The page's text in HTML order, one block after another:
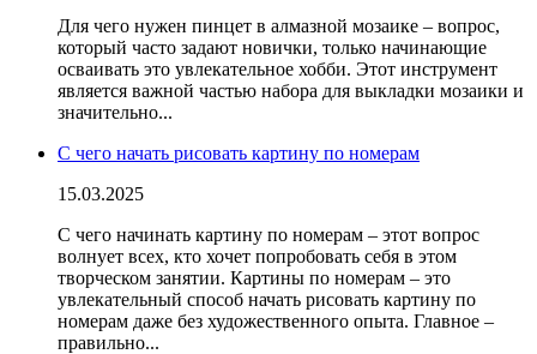
Для чего нужен пинцет в алмазной мозаике – вопрос,
который часто задают новички, только начинающие
осваивать это увлекательное хобби. Этот инструмент
является важной частью набора для выкладки мозаики и
значительно...
С чего начать рисовать картину по номерам
15.03.2025
С чего начинать картину по номерам – этот вопрос
волнует всех, кто хочет попробовать себя в этом
творческом занятии. Картины по номерам – это
увлекательный способ начать рисовать картину по
номерам даже без художественного опыта. Главное –
правильно...